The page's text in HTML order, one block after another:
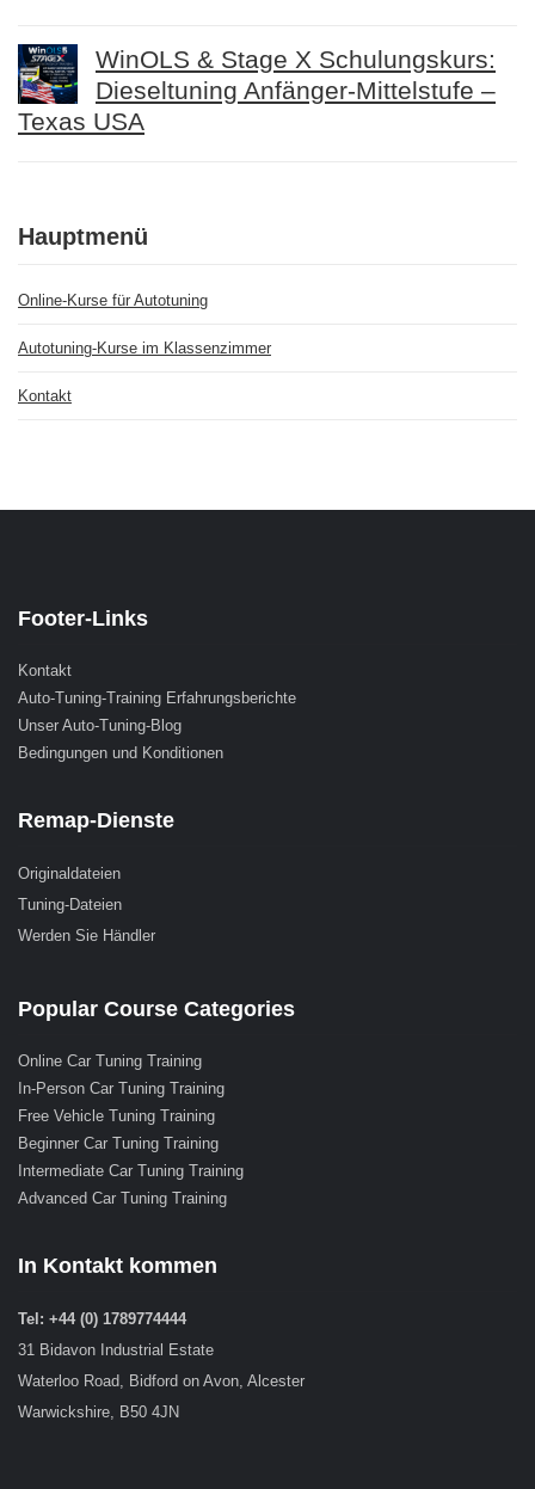
WinOLS & Stage X Schulungskurs:
Dieseltuning Anfänger-Mittelstufe –
Texas USA
Hauptmenü
Online-Kurse für Autotuning
Autotuning-Kurse im Klassenzimmer
Kontakt
Footer-Links
Kontakt
Auto-Tuning-Training Erfahrungsberichte
Unser Auto-Tuning-Blog
Bedingungen und Konditionen
Remap-Dienste
Originaldateien
Tuning-Dateien
Werden Sie Händler
Popular Course Categories
Online Car Tuning Training
In-Person Car Tuning Training
Free Vehicle Tuning Training
Beginner Car Tuning Training
Intermediate Car Tuning Training
Advanced Car Tuning Training
In Kontakt kommen
Tel: +44 (0) 1789774444
31 Bidavon Industrial Estate
Waterloo Road, Bidford on Avon, Alcester
Warwickshire, B50 4JN